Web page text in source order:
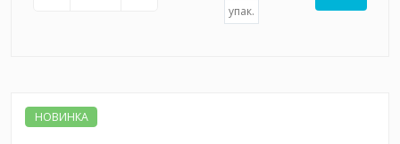
упак.
НОВИНКА